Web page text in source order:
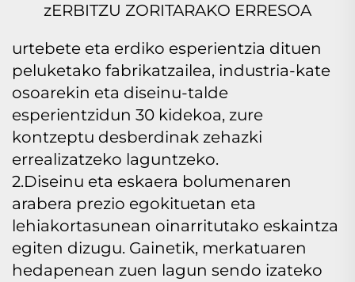
zERBITZU ZORITARAKO ERRESOA
urtebete eta erdiko esperientzia dituen
peluketako fabrikatzailea, industria-kate
osoarekin eta diseinu-talde
esperientzidun 30 kidekoa, zure
kontzeptu desberdinak zehazki
errealizatzeko laguntzeko.
2.Diseinu eta eskaera bolumenaren
arabera prezio egokituetan eta
lehiakortasunean oinarritutako eskaintza
egiten dizugu. Gainetik, merkatuaren
hedapenean zuen lagun sendo izateko